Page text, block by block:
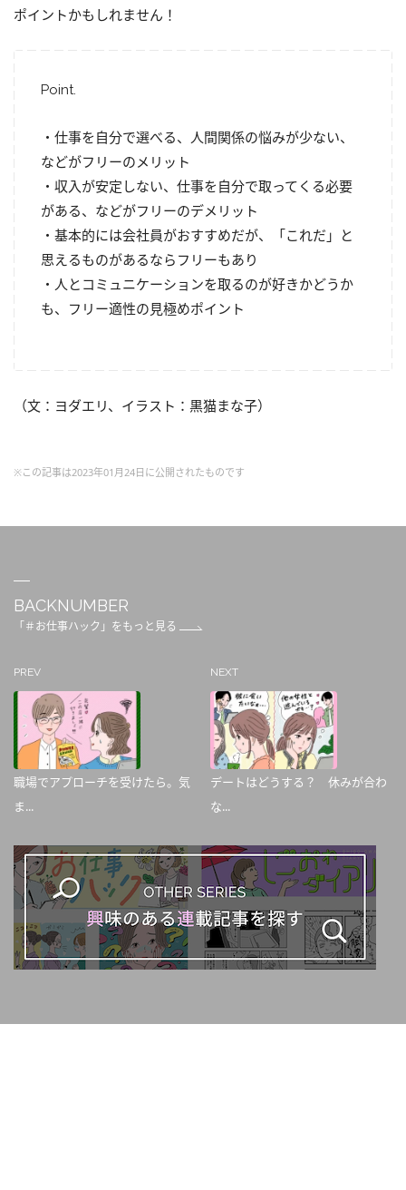
ポイントかもしれません！
Point.
・仕事を自分で選べる、人間関係の悩みが少ない、
などがフリーのメリット
・収入が安定しない、仕事を自分で取ってくる必要
がある、などがフリーのデメリット
・基本的には会社員がおすすめだが、「これだ」と
思えるものがあるならフリーもあり
・人とコミュニケーションを取るのが好きかどうか
も、フリー適性の見極めポイント
（文：ヨダエリ、イラスト：黒猫まな子）
※この記事は2023年01月24日に公開されたものです
BACKNUMBER
「＃お仕事ハック」をもっと見る
PREV
職場でアプローチを受けたら。気
ま...
NEXT
デートはどうする？ 休みが合わ
な...